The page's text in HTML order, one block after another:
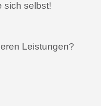
sich selbst!
Leistungen?